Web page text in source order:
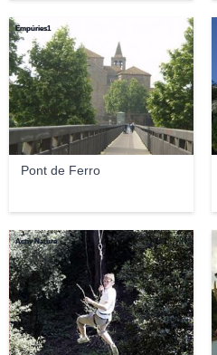
Pont de Ferro
Empúries1
Activ Natura